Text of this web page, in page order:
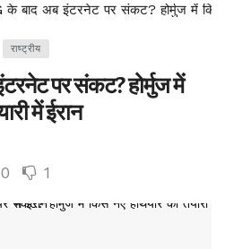
बाद अब इंटरनेट पर संकट? होर्मुज में किस
राष्ट्रीय
पर संकट? होर्मुज में
में ईरान
0 1